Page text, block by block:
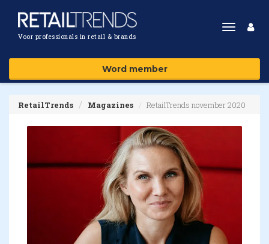
Voor professionals in retail & brands
Toggle
Word member
RetailTrends Magazines RetailTrends november 2020